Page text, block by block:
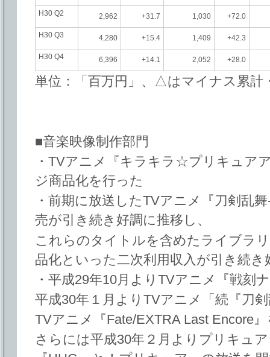
H30 Q2 2,962 +31.7 1,030 +72.0
H30 Q3 4,280 +15.4 1,409 +42.3
H30 Q4 6,396 +14.1 2,052 +28.0
単位：「百万円」、△はマイナス累計
■音楽映像制作部門
・TVアニメ『キラキラ☆プリキュア
ジ商品化を行った
・前期に放送したTVアニメ『刀剣乱
売が引き続き好調に推移し、
これらのタイトルを含めたライブラ
品化といった二次利用収入が引き続き
・平成29年10月よりTVアニメ『戦刻
平成30年１月よりTVアニメ「続『刀
TVアニメ『Fate/EXTRA Last Encore
さらには平成30年２月よりプリキュ